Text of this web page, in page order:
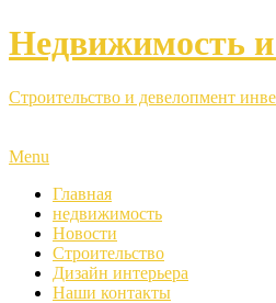
Недвижимость и
Строительство и девелопмент
Menu
Главная
недвижимость
Новости
Строительство
Дизайн интерьера
Наши контакты